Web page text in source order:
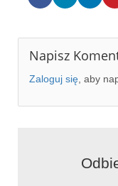
Napisz
Zaloguj się, aby